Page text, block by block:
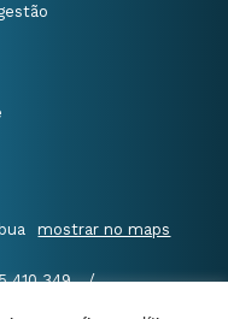
mostrar no maps
410 349
/